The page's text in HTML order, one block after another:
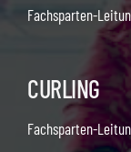
Fachsparten-
CURLING
Fachsparten-